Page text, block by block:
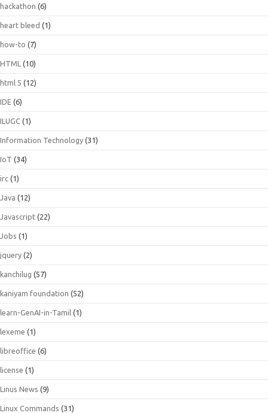
hackathon (6)
heart bleed (1)
how-to (7)
HTML (10)
html 5 (12)
IDE (6)
ILUGC (1)
Information Technology (31)
IoT (34)
irc (1)
Java (12)
Javascript (22)
Jobs (1)
jquery (2)
kanchilug (57)
kaniyam foundation (52)
learn-GenAI-in-Tamil (1)
lexeme (1)
libreoffice (6)
license (1)
Linus News (9)
Linux Commands (31)